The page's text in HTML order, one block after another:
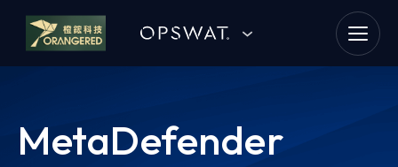
TeamT5 杜浦數位安全
MetaDefender